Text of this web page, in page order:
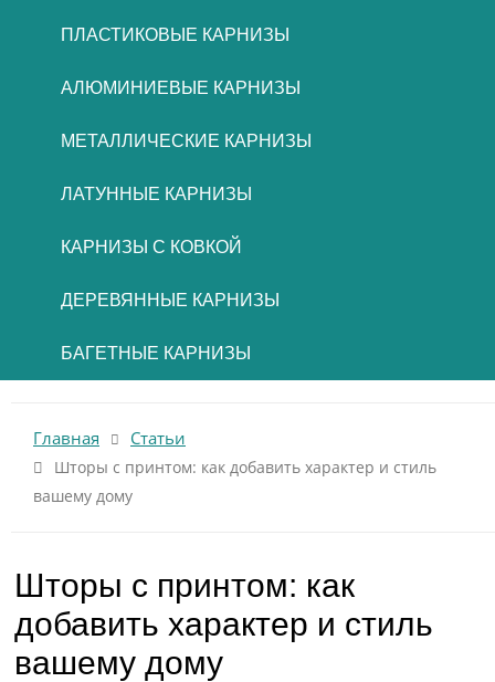
ПЛАСТИКОВЫЕ КАРНИЗЫ
АЛЮМИНИЕВЫЕ КАРНИЗЫ
МЕТАЛЛИЧЕСКИЕ КАРНИЗЫ
ЛАТУННЫЕ КАРНИЗЫ
КАРНИЗЫ С КОВКОЙ
ДЕРЕВЯННЫЕ КАРНИЗЫ
БАГЕТНЫЕ КАРНИЗЫ
Главная Статьи
Шторы с принтом: как добавить характер и стиль
вашему дому
Шторы с принтом: как
добавить характер и стиль
вашему дому